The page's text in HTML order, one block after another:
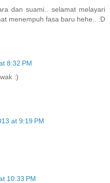
dan suami.. selamat melayari
menempuh fasa baru hehe.. :D
8:32 PM
:)
at 9:19 PM
10:33 PM